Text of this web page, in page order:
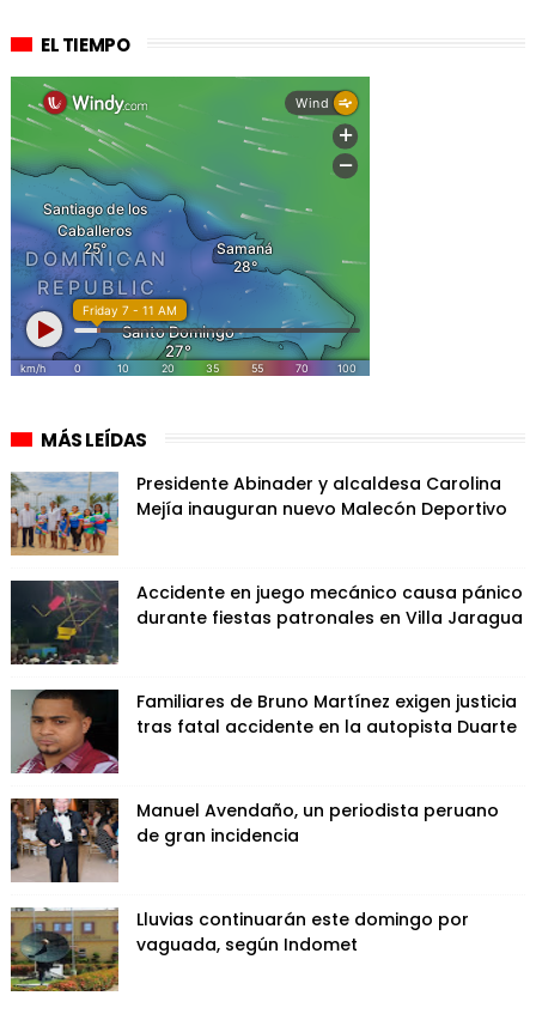
EL TIEMPO
MÁS LEÍDAS
Presidente Abinader y alcaldesa Carolina
Mejía inauguran nuevo Malecón Deportivo
Accidente en juego mecánico causa pánico
durante fiestas patronales en Villa Jaragua
Familiares de Bruno Martínez exigen justicia
tras fatal accidente en la autopista Duarte
Manuel Avendaño, un periodista peruano
de gran incidencia
Lluvias continuarán este domingo por
vaguada, según Indomet